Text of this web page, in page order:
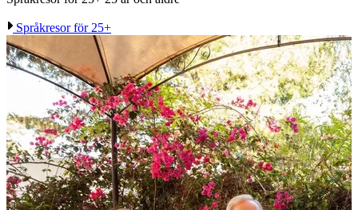
Språkresor för 25+